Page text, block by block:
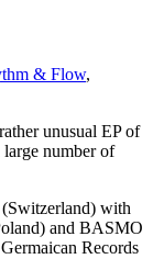
& Flow,
unusual EP of
number of
with
and BASMO
Records